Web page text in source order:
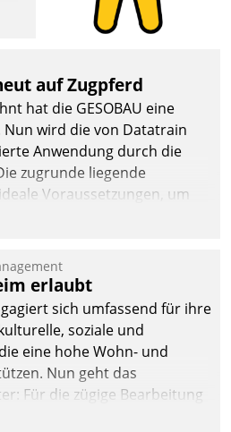
auf Zugpferd
hat die GESOBAU eine
wird die von Datatrain
Anwendung durch die
zugrunde liegende
Voraussetzungen, um
zu erweitern und weitere
erlaubt
sich umfassend für ihre
soziale und
eine hohe Wohn- und
Nun geht das
Für die zügige Bearbeitung
Lob – richtet das